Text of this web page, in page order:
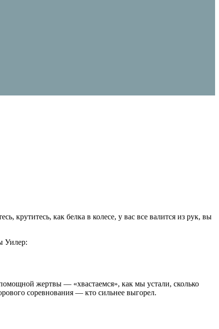
крутитесь, как белка в колесе, у вас все валится из рук, вы
Уилер:
жертвы — «хвастаемся», как мы устали, сколько
соревнования — кто сильнее выгорел.